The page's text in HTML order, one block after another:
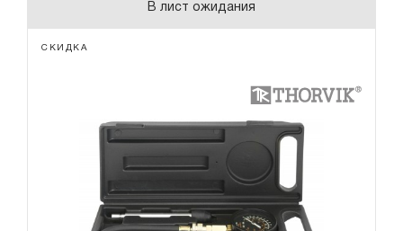
В лист ожидания
СКИДКА